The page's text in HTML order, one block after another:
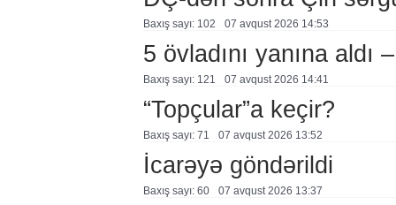
Baxış sayı: 102 07 avqust 2026 14:53
5 övladını yanına aldı
Baxış sayı: 121 07 avqust 2026 14:41
“Topçular”a keçir?
Baxış sayı: 71 07 avqust 2026 13:52
İcarəyə göndərildi
Baxış sayı: 60 07 avqust 2026 13:37